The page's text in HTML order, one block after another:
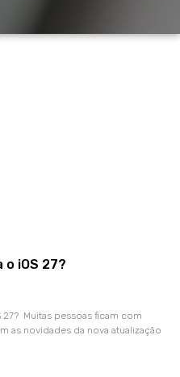
iOS 27?
27? Muitas pessoas ficam com
as novidades da nova atualização